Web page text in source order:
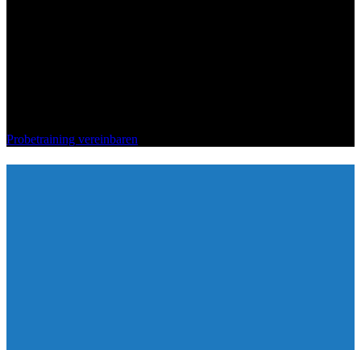
Probetraining vereinbaren